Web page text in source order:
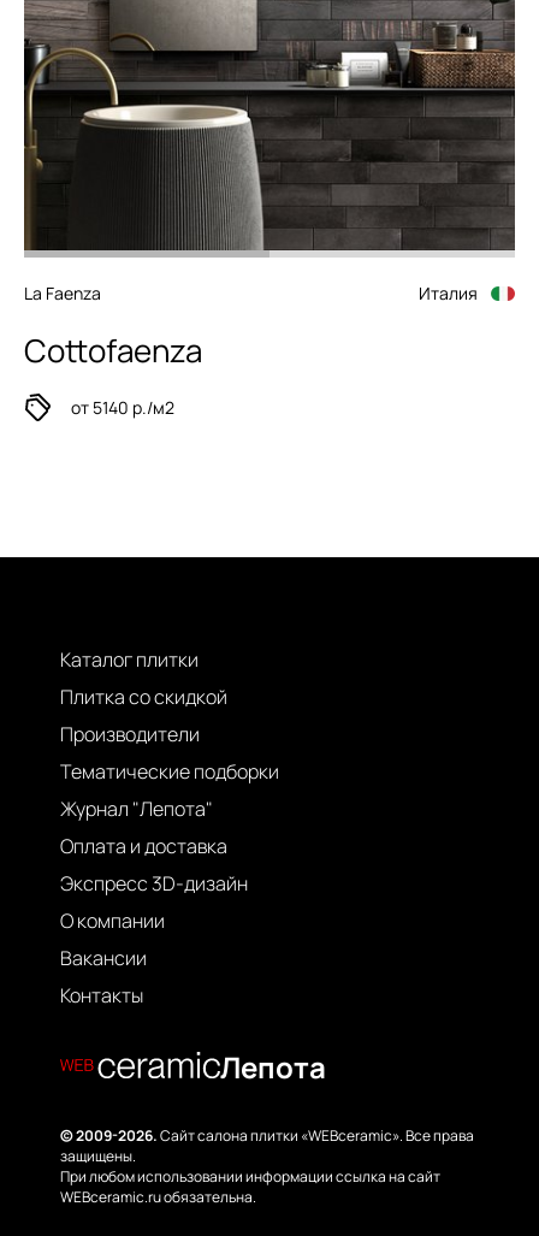
La Faenza Италия
Cottofaenza
от 5140 р./м2
Каталог плитки
Плитка со скидкой
Производители
Тематические подборки
Журнал "Лепота"
Оплата и доставка
Экспресс 3D-дизайн
О компании
Вакансии
Контакты
© 2009-2026.Сайт салона плитки «WEBceramic». Все права
защищены.
При любом использовании информации ссылка на сайт
WEBceramic.ru обязательна.
Лепота